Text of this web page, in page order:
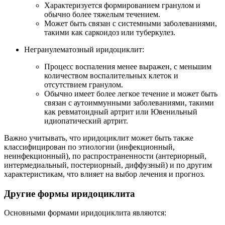
Характеризуется формированием гранулом и
обычно более тяжелым течением.
Может быть связан с системными заболеваниями,
такими как саркоидоз или туберкулез.
Негранулематозный иридоциклит:
Процесс воспаления менее выражен, с меньшим
количеством воспалительных клеток и
отсутствием гранулом.
Обычно имеет более легкое течение и может быть
связан с аутоиммунными заболеваниями, такими
как ревматоидный артрит или Ювенильный
идиопатический артрит.
Важно учитывать, что иридоциклит может быть также
классифицирован по этиологии (инфекционный,
неинфекционный), по распространенности (антериорный,
интермедиальный, постериорный, диффузный) и по другим
характеристикам, что влияет на выбор лечения и прогноз.
Другие формы иридоциклита
Основными формами иридоциклита являются: